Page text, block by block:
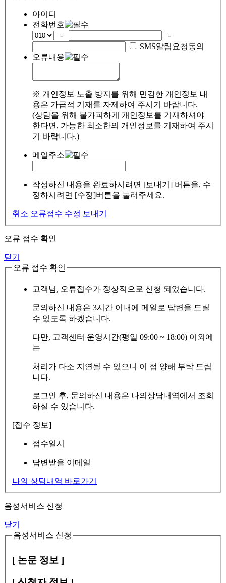
아이디
전화번호
-
-
SMS알림요청동의
오류내용
※ 개인정보 노출 방지를 위해 민감한 개인정보 내
용은 가급적 기재를 자제하여 주시기 바랍니다.
(상담을 위해 불가피하게 개인정보를 기재하셔야
한다면, 가능한 최소한의 개인정보를 기재하여 주시
기 바랍니다.)
메일주소
작성하신 내용을 완료하시려면 [보내기] 버튼을, 수
정하시려면 [수정]버튼을 눌러주세요.
취소 오류접수 수정 보내기
오류 접수 확인
닫기
오류 접수 확인
고객님, 오류접수가 정상적으로 신청 되었습니다.
문의하신 내용은 3시간 이내에 메일로 답변을 드릴
수 있도록 하겠습니다.
다만, 고객센터 운영시간(평일 09:00 ~ 18:00) 이외에
는
처리가 다소 지연될 수 있으니 이 점 양해 부탁 드립
니다.
로그인 후, 문의하신 내용은 나의상담내역에서 조회
하실 수 있습니다.
[접수 정보]
접수일시
답변받을 이메일
나의 상담내역 바로가기
음성서비스 신청
닫기
음성서비스 신청
[ 논문 정보 ]